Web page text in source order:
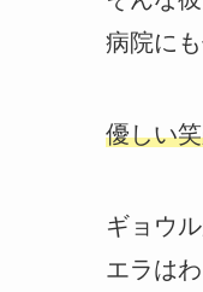
病院に
優しい
ギョウ
エラは